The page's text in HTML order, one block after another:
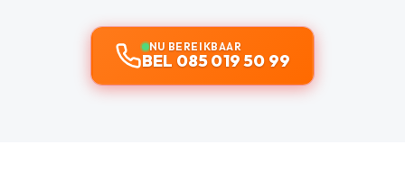
NU BEREIKBAAR
BEL 085 019 50 99